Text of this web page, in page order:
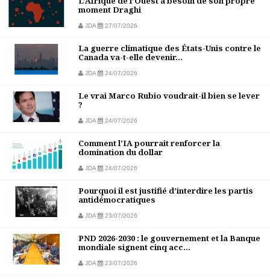
moment Draghi
JDA 27/07/2026
La guerre climatique des États-Unis contre le
Canada va-t-elle devenir...
JDA 24/07/2026
Le vrai Marco Rubio voudrait-il bien se lever
?
JDA 24/07/2026
Comment l'IA pourrait renforcer la
domination du dollar
JDA 24/07/2026
Pourquoi il est justifié d’interdire les partis
antidémocratiques
JDA 23/07/2026
PND 2026-2030 : le gouvernement et la Banque
mondiale signent cinq acc...
JDA 23/07/2026